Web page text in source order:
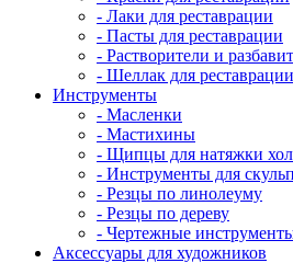
- Лаки для реставрации
- Пасты для реставрации
- Растворители и
- Шеллак для реставрации
Инструменты
- Масленки
- Мастихины
- Щипцы для натяжки
- Инструменты для
- Резцы по линолеуму
- Резцы по дереву
- Чертежные
Аксессуары для художников